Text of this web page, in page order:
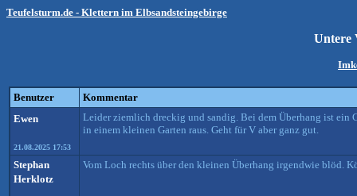
Teufelsturm.de - Klettern im Elbsandsteingebirge
Untere
Benutzer
Kommentar
Ewen
21.08.2025 17:53
Leider ziemlich dreckig und sandig. Bei dem Überhang ist ein
in einem kleinen Garten raus. Geht für V aber ganz gut.
Stephan
Herklotz
Vom Loch rechts über den kleinen Überhang irgendwie blöd.